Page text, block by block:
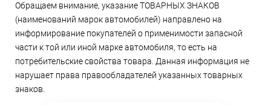
Обращаем внимание, указание ТОВАРНЫХ ЗНАКОВ
(наименований марок автомобилей) направлено на
информирование покупателей о применимости запасной
части к той или иной марке автомобиля, то есть на
потребительские свойства товара. Данная информация не
нарушает права правообладателей указанных товарных
знаков.